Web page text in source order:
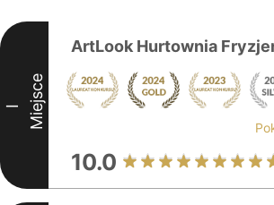
I Miejsce
ArtLook Hurtownia
10.0